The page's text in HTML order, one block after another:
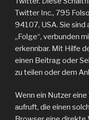
Twitter Inc., 795
94107, USA. Sie
„Folge“, verbunden
erkennbar. Mit Hilfe
einen Beitrag oder
zu teilen oder dem
Wenn ein Nutzer
aufruft, die einen